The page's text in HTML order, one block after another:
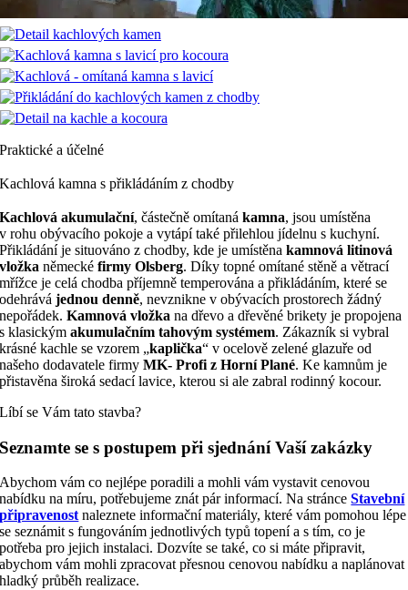
Praktické a účelné
Kachlová kamna s přikládáním z chodby
Kachlová akumulační, částečně omítanákamna, jsou umístěna
v rohu obývacího pokoje a vytápí také přilehlou jídelnu s kuchyní.
Přikládání je situováno z chodby, kde je umístěnakamnová litinová
vložkaněmecké firmy Olsberg. Díky topné omítané stěně a větrací
mřížce je celá chodba příjemně temperována a přikládáním, které se
odehrávájednou denně, nevznikne v obývacích prostorech žádný
nepořádek.Kamnová vložka na dřevo a dřevěné brikety je propojena
s klasickýmakumulačním tahovým systémem. Zákazník si vybral
krásné kachle se vzorem „kaplička“ v ocelově zelené glazuře od
našeho dodavatele firmyMK- Profi z Horní Plané. Ke kamnům je
přistavěna široká sedací lavice, kterou si ale zabral rodinný kocour.
Líbí se Vám tato stavba?
Seznamte se s postupem při sjednání Vaší zakázky
Abychom vám co nejlépe poradili a mohli vám vystavit cenovou
nabídku na míru, potřebujeme znát pár informací. Na stránceStavební
připravenost naleznete informační materiály, které vám pomohou lépe
se seznámit s fungováním jednotlivých typů topení a s tím, co je
potřeba pro jejich instalaci. Dozvíte se také, co si máte připravit,
abychom vám mohli zpracovat přesnou cenovou nabídku a naplánovat
hladký průběh realizace.